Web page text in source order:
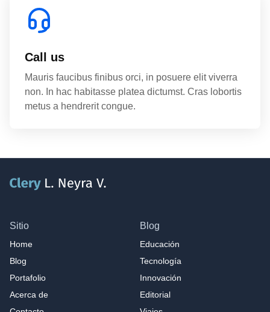
Call us
Mauris faucibus finibus orci, in posuere elit viverra
non. In hac habitasse platea dictumst. Cras lobortis
metus a hendrerit congue.
Sitio
Home
Blog
Portafolio
Acerca de
Blog
Educación
Tecnología
Innovación
Editorial